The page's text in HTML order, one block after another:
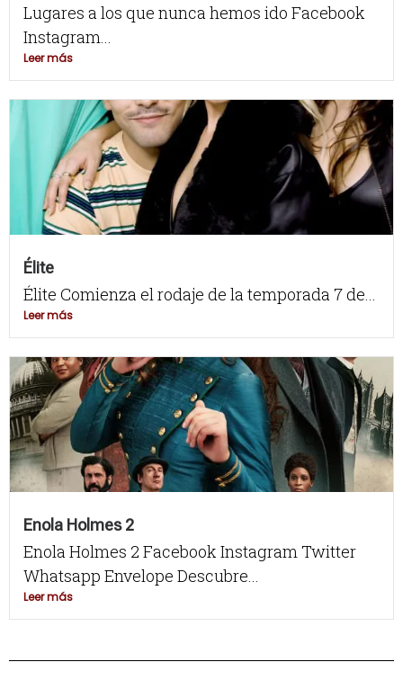
Lugares a los que nunca hemos ido Facebook
Instagram...
Leer más
Élite
Élite Comienza el rodaje de la temporada 7 de...
Leer más
Enola Holmes 2
Enola Holmes 2 Facebook Instagram Twitter
Whatsapp Envelope Descubre...
Leer más